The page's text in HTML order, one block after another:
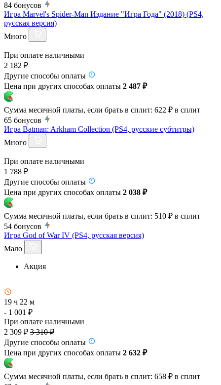
84 бонусов
Игра Marvel's Spider-Man Издание "Игра Года" (2018) (PS4,
русская версия)
Много
При оплате наличными
2 182 ₽
Другие способы оплаты
Цена при других способах оплаты 2 487 ₽
Сумма месячной платы, если брать в сплит: 622 ₽ в сплит
65 бонусов
Игра Batman: Arkham Collection (PS4, русские субтитры)
Много
При оплате наличными
1 788 ₽
Другие способы оплаты
Цена при других способах оплаты 2 038 ₽
Сумма месячной платы, если брать в сплит: 510 ₽ в сплит
54 бонусов
Игра God of War IV (PS4, русская версия)
Мало
Акция
19 ч 22 м
- 1 001 ₽
При оплате наличными
2 309 ₽ 3 310 ₽
Другие способы оплаты
Цена при других способах оплаты 2 632 ₽
Сумма месячной платы, если брать в сплит: 658 ₽ в сплит